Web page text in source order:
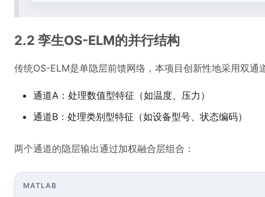
2.2 孪生OS-ELM的并行结构
传统OS-ELM是单隐层前馈网络，本项目创新性地采用双通
通道A：处理数值型特征（如温度、压力）
通道B：处理类别型特征（如设备型号、状态编码）
两个通道的隐层输出通过加权融合层组合：
MATLAB